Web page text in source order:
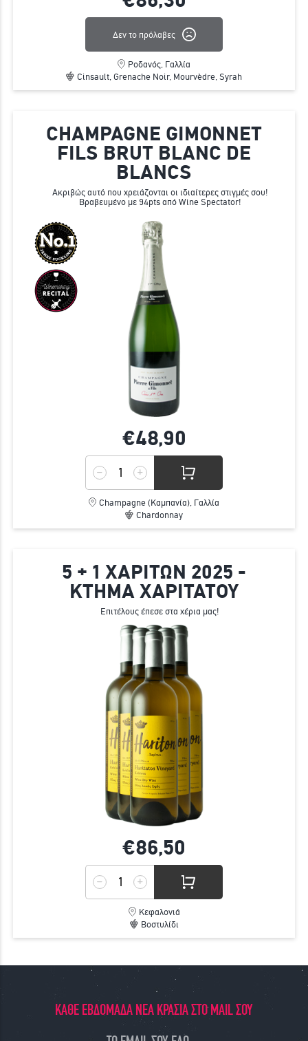
Δεν το πρόλαβες
Ροδανός, Γαλλία
Cinsault, Grenache Noir, Mourvèdre, Syrah
CHAMPAGNE GIMONNET
FILS BRUT BLANC DE
BLANCS
Ακριβώς αυτό που χρειάζονται οι ιδιαίτερες στιγμές σου!
Βραβευμένο με 94pts από Wine Spectator!
€48,90
Champagne (Καμπανία), Γαλλία
Chardonnay
5 + 1 ΧΑΡΙΤΩΝ 2025 -
ΚΤΗΜΑ ΧΑΡΙΤΑΤΟΥ
Επιτέλους έπεσε στα χέρια μας!
€86,50
Κεφαλονιά
Βοστυλίδι
ΚΑΘΕ ΕΒΔΟΜΑΔΑ ΝΕΑ ΚΡΑΣΙΑ ΣΤΟ MAIL ΣΟΥ